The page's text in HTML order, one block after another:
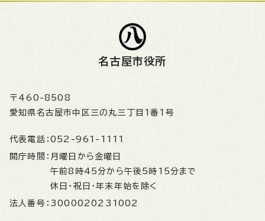
名古屋市役所
〒460-8508
愛知県名古屋市中区三の丸三丁目1番1号
代表電話： 052-961-1111
開庁時間： 月曜日から金曜日
午前8時45分から午後5時15分まで
休日・祝日・年末年始を除く
法人番号： 3000020231002